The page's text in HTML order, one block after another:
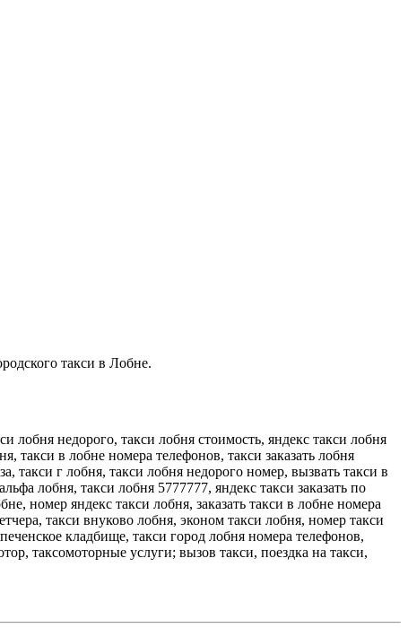
такси в Лобне.
лобня недорого, такси лобня стоимость, яндекс такси лобня
такси в лобне номера телефонов, такси заказать лобня
такси г лобня, такси лобня недорого номер, вызвать такси в
лобня, такси лобня 5777777, яндекс такси заказать по
номер яндекс такси лобня, заказать такси в лобне номера
такси внуково лобня, эконом такси лобня, номер такси
кладбище, такси город лобня номера телефонов,
таксомоторные услуги; вызов такси, поездка на такси,